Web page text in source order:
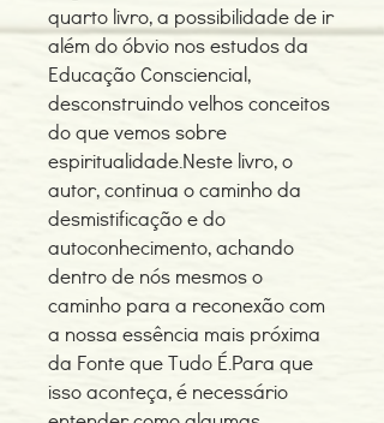
quarto livro, a possibilidade de ir
além do óbvio nos estudos da
Educação Consciencial,
desconstruindo velhos conceitos
do que vemos sobre
espiritualidade.Neste livro, o
autor, continua o caminho da
desmistificação e do
autoconhecimento, achando
dentro de nós mesmos o
caminho para a reconexão com
a nossa essência mais próxima
da Fonte que Tudo É.Para que
isso aconteça, é necessário